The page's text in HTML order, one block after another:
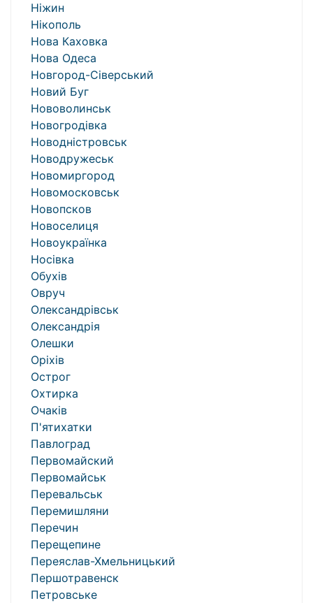
Ніжин
Нікополь
Нова Каховка
Нова Одеса
Новгород-Сіверський
Новий Буг
Нововолинськ
Новогродівка
Новодністровськ
Новодружеськ
Новомиргород
Новомосковськ
Новопсков
Новоселиця
Новоукраїнка
Носівка
Обухів
Овруч
Олександрівськ
Олександрія
Олешки
Оріхів
Острог
Охтирка
Очаків
П'ятихатки
Павлоград
Первомайский
Первомайськ
Перевальськ
Перемишляни
Перечин
Перещепине
Переяслав-Хмельницький
Першотравенск
Петровське